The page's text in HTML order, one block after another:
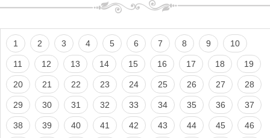
1 2 3 4 5 6 7 8 9 10
11 12 13 14 15 16 17 18 19
20 21 22 23 24 25 26 27 28
29 30 31 32 33 34 35 36 37
38 39 40 41 42 43 44 45 46